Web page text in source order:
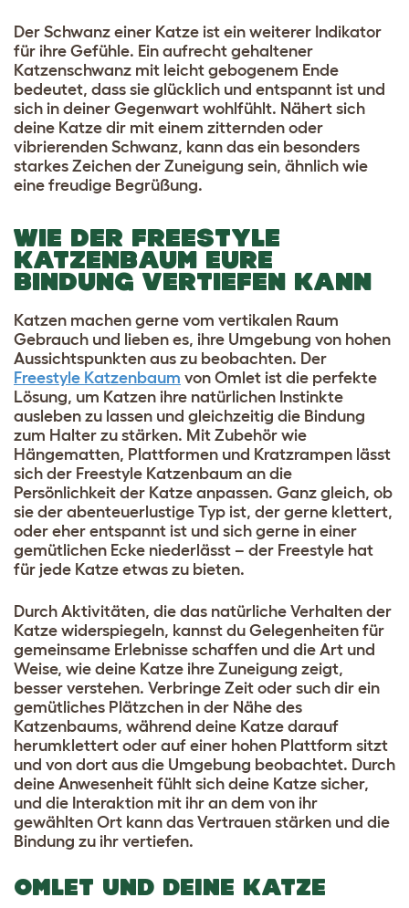
Der Schwanz einer Katze ist ein weiterer Indikator
für ihre Gefühle. Ein aufrecht gehaltener
Katzenschwanz mit leicht gebogenem Ende
bedeutet, dass sie glücklich und entspannt ist und
sich in deiner Gegenwart wohlfühlt. Nähert sich
deine Katze dir mit einem zitternden oder
vibrierenden Schwanz, kann das ein besonders
starkes Zeichen der Zuneigung sein, ähnlich wie
eine freudige Begrüßung.
WIE DER FREESTYLE
KATZENBAUM EURE
BINDUNG VERTIEFEN KANN
Katzen machen gerne vom vertikalen Raum
Gebrauch und lieben es, ihre Umgebung von hohen
Aussichtspunkten aus zu beobachten. Der
Freestyle Katzenbaum von Omlet ist die perfekte
Lösung, um Katzen ihre natürlichen Instinkte
ausleben zu lassen und gleichzeitig die Bindung
zum Halter zu stärken. Mit Zubehör wie
Hängematten, Plattformen und Kratzrampen lässt
sich der Freestyle Katzenbaum an die
Persönlichkeit der Katze anpassen. Ganz gleich, ob
sie der abenteuerlustige Typ ist, der gerne klettert,
oder eher entspannt ist und sich gerne in einer
gemütlichen Ecke niederlässt – der Freestyle hat
für jede Katze etwas zu bieten.
Durch Aktivitäten, die das natürliche Verhalten der
Katze widerspiegeln, kannst du Gelegenheiten für
gemeinsame Erlebnisse schaffen und die Art und
Weise, wie deine Katze ihre Zuneigung zeigt,
besser verstehen. Verbringe Zeit oder such dir ein
gemütliches Plätzchen in der Nähe des
Katzenbaums, während deine Katze darauf
herumklettert oder auf einer hohen Plattform sitzt
und von dort aus die Umgebung beobachtet. Durch
deine Anwesenheit fühlt sich deine Katze sicher,
und die Interaktion mit ihr an dem von ihr
gewählten Ort kann das Vertrauen stärken und die
Bindung zu ihr vertiefen.
OMLET UND DEINE KATZE